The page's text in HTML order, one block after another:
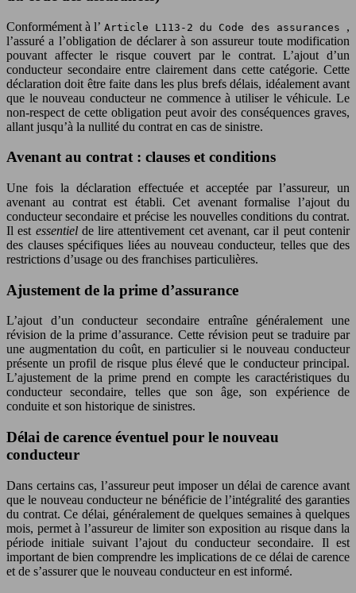
Conformément à l’ Article L113-2 du Code des assurances ,
l’assuré a l’obligation de déclarer à son assureur toute modification
pouvant affecter le risque couvert par le contrat. L’ajout d’un
conducteur secondaire entre clairement dans cette catégorie. Cette
déclaration doit être faite dans les plus brefs délais, idéalement avant
que le nouveau conducteur ne commence à utiliser le véhicule. Le
non-respect de cette obligation peut avoir des conséquences graves,
allant jusqu’à la nullité du contrat en cas de sinistre.
Avenant au contrat : clauses et conditions
Une fois la déclaration effectuée et acceptée par l’assureur, un
avenant au contrat est établi. Cet avenant formalise l’ajout du
conducteur secondaire et précise les nouvelles conditions du contrat.
Il est essentiel de lire attentivement cet avenant, car il peut contenir
des clauses spécifiques liées au nouveau conducteur, telles que des
restrictions d’usage ou des franchises particulières.
Ajustement de la prime d’assurance
L’ajout d’un conducteur secondaire entraîne généralement une
révision de la prime d’assurance. Cette révision peut se traduire par
une augmentation du coût, en particulier si le nouveau conducteur
présente un profil de risque plus élevé que le conducteur principal.
L’ajustement de la prime prend en compte les caractéristiques du
conducteur secondaire, telles que son âge, son expérience de
conduite et son historique de sinistres.
Délai de carence éventuel pour le nouveau
conducteur
Dans certains cas, l’assureur peut imposer un délai de carence avant
que le nouveau conducteur ne bénéficie de l’intégralité des garanties
du contrat. Ce délai, généralement de quelques semaines à quelques
mois, permet à l’assureur de limiter son exposition au risque dans la
période initiale suivant l’ajout du conducteur secondaire. Il est
important de bien comprendre les implications de ce délai de carence
et de s’assurer que le nouveau conducteur en est informé.